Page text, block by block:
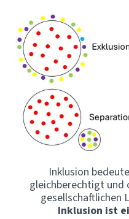
Inklusion
gleichberechtigt und
gesellschaftlichen
Inklusion ist